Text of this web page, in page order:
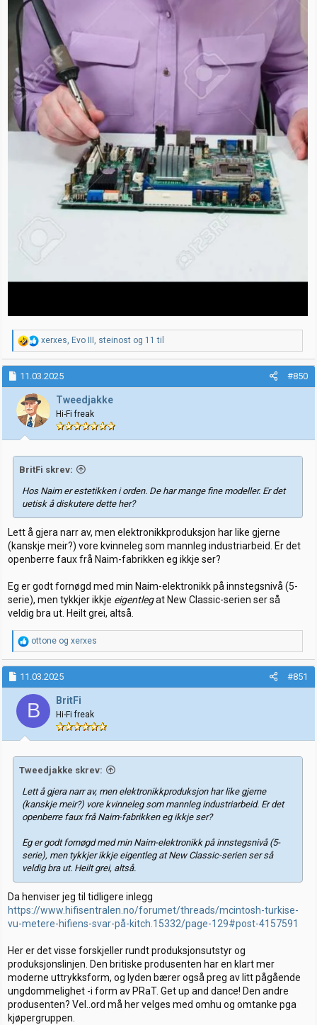
R
e
a
k
j
n
r
xerxes Evo III steinost og 11 til
11.03.2025 #850
Tweedjakke
Hi-Fi freak
BritFi skrev:
Hos Naim er estetikken i orden. De har mange fine modeller. Er det
uetisk å diskutere dette her?
Lett å gjera narr av, men elektronikkproduksjon har like gjerne
(kanskje meir?) vore kvinneleg som mannleg industriarbeid. Er det
openberre faux frå Naim-fabrikken eg ikkje ser?
Eg er godt fornøgd med min Naim-elektronikk på innstegsnivå (5-
serie), men tykkjer ikkje eigentlegat New Classic-serien ser så
veldig bra ut. Heilt grei, altså.
R
e
a
k
j
o
n
e
r
ottone og xerxes
11.03.2025 #851
B BritFi
Hi-Fi freak
Tweedjakke skrev:
Lett å gjera narr av, men elektronikkproduksjon har like gjerne
(kanskje meir?) vore kvinneleg som mannleg industriarbeid. Er det
openberre faux frå Naim-fabrikken eg ikkje ser?
Eg er godt fornøgd med min Naim-elektronikk på innstegsnivå (5-
serie), men tykkjer ikkje eigentlegat New Classic-serien ser så
veldig bra ut. Heilt grei, altså.
Da henviser jeg til tidligere inlegg
https://www.hifisentralen.no/forumet/threads/mcintosh-turkise-
vu-metere-hifiens-svar-på-kitch.15332/page-129#post-4157591
Her er det visse forskjeller rundt produksjonsutstyr og
produksjonslinjen. Den britiske produsenten har en klart mer
moderne uttrykksform, og lyden bærer også preg av litt pågående
ungdommelighet -i form av PRaT. Get up and dance! Den andre
produsenten? Vel..ord må her velges med omhu og omtanke pga
kjøpergruppen.